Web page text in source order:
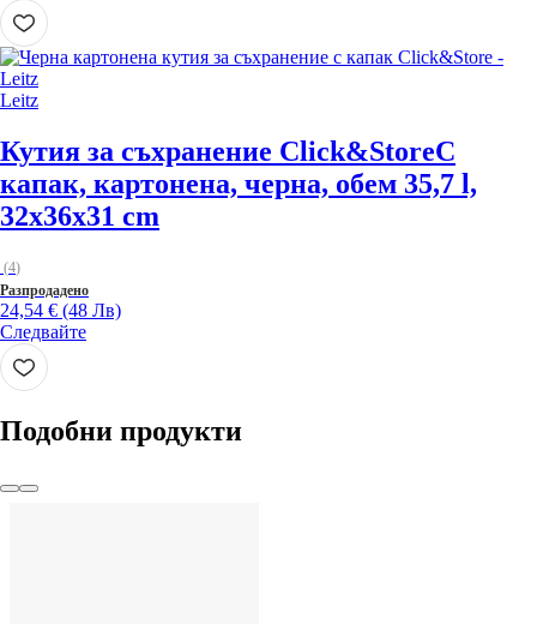
Leitz
Кутия за съхранение Click&StoreС
капак, картонена, черна, обем 35,7 l,
32x36x31 cm
(4)
Разпродадено
24,54 € (48 Лв)
Следвайте
Подобни продукти